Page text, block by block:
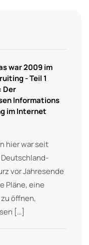
war 2009 im
- Teil 1
Der
Informations
im Internet
hier war seit
vor Jahresende
Pläne, eine
öffnen,
[…]